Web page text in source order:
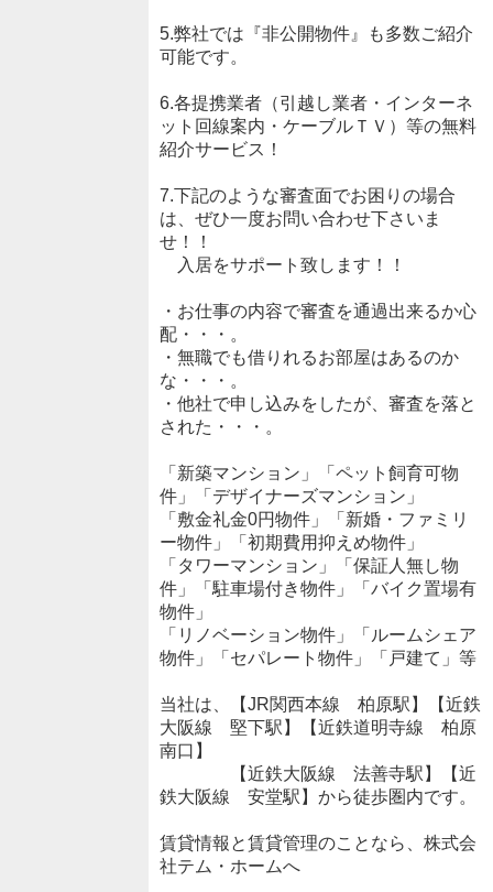
5.弊社では『非公開物件』も多数ご紹介
可能です。
6.各提携業者（引越し業者・インターネ
ット回線案内・ケーブルＴＶ）等の無料
紹介サービス！
7.下記のような審査面でお困りの場合
は、ぜひ一度お問い合わせ下さいま
せ！！
入居をサポート致します！！
・お仕事の内容で審査を通過出来るか心
配・・・。
・無職でも借りれるお部屋はあるのか
な・・・。
・他社で申し込みをしたが、審査を落と
された・・・。
「新築マンション」「ペット飼育可物
件」「デザイナーズマンション」
「敷金礼金0円物件」「新婚・ファミリ
ー物件」「初期費用抑えめ物件」
「タワーマンション」「保証人無し物
件」「駐車場付き物件」「バイク置場有
物件」
「リノベーション物件」「ルームシェア
物件」「セパレート物件」「戸建て」等
当社は、【JR関西本線 柏原駅】【近鉄
大阪線 堅下駅】【近鉄道明寺線 柏原
南口】
【近鉄大阪線 法善寺駅】【近
鉄大阪線 安堂駅】から徒歩圏内です。
賃貸情報と賃貸管理のことなら、株式会
社テム・ホームへ